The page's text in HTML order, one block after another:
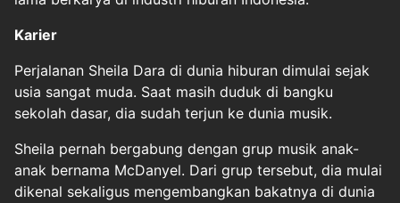
Karier
Perjalanan Sheila Dara di dunia hiburan dimulai sejak
usia sangat muda. Saat masih duduk di bangku
sekolah dasar, dia sudah terjun ke dunia musik.
Sheila pernah bergabung dengan grup musik anak-
anak bernama McDanyel. Dari grup tersebut, dia mulai
dikenal sekaligus mengembangkan bakatnya di dunia